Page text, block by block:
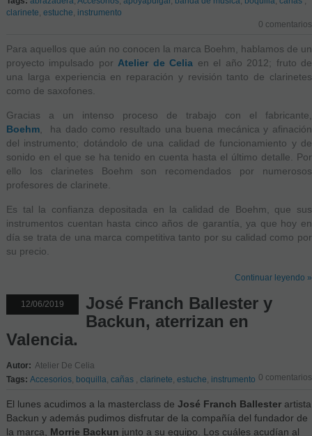
clarinete estuche instrumento
0 comentarios
Para aquellos que aún no conocen la marca Boehm, hablamos de un
proyecto impulsado por Atelier de Celia en el año 2012; fruto de
una larga experiencia en reparación y revisión tanto de clarinetes
como de saxofones.
Gracias a un intenso proceso de trabajo con el fabricante,
Boehm, ha dado como resultado una buena mecánica y afinación
del instrumento; dotándolo de una calidad de funcionamiento y de
sonido en el que se ha tenido en cuenta hasta el último detalle. Por
ello los clarinetes Boehm son recomendados por numerosos
profesores de clarinete.
Es tal la confianza depositada en la calidad de Boehm, que sus
instrumentos cuentan hasta cinco años de garantía, ya que hoy en
día se trata de una marca competitiva tanto por su calidad como por
su precio.
Continuar leyendo »
12/06/2019
José Franch Ballester y
Backun, aterrizan en
Valencia.
Autor: Atelier De Celia
Tags: Accesorios, boquilla cañas clarinete estuche instrumento 0 comentarios
El lunes acudimos a la masterclass de José Franch Ballesterartista
Backun y además pudimos disfrutar de la compañía del fundador de
la marca, Morrie Backun junto a su equipo. Los cuáles acudían al